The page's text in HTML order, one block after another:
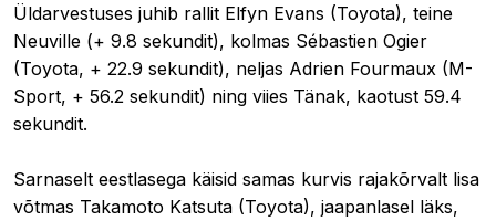
Üldarvestuses juhib rallit Elfyn Evans (Toyota), teine
Neuville (+ 9.8 sekundit), kolmas Sébastien Ogier
(Toyota, + 22.9 sekundit), neljas Adrien Fourmaux (M-
Sport, + 56.2 sekundit) ning viies Tänak, kaotust 59.4
sekundit.
Sarnaselt eestlasega käisid samas kurvis rajakõrvalt lisa
võtmas Takamoto Katsuta (Toyota), jaapanlasel läks,